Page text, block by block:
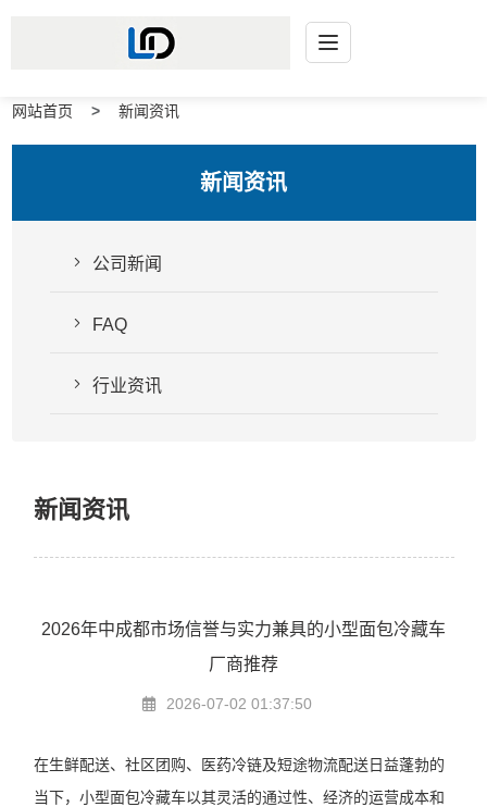
网站首页 新闻资讯
新闻资讯
公司新闻
FAQ
行业资讯
新闻资讯
2026年中成都市场信誉与实力兼具的小型面包冷藏车
厂商推荐
2026-07-02 01:37:50
在生鲜配送、社区团购、医药冷链及短途物流配送日益蓬勃的
当下，小型面包冷藏车以其灵活的通过性、经济的运营成本和